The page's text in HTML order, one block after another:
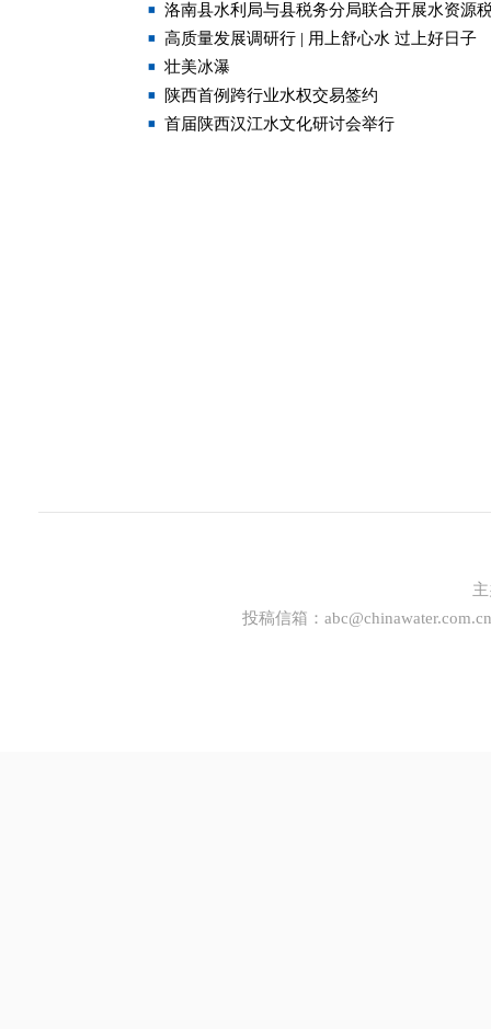
洛南县水利局与县税务分局联合开展水资源
高质量发展调研行 | 用上舒心水 过上好日子
壮美冰瀑
陕西首例跨行业水权交易签约
首届陕西汉江水文化研讨会举行
投稿信箱： abc@chinawater.com.cn